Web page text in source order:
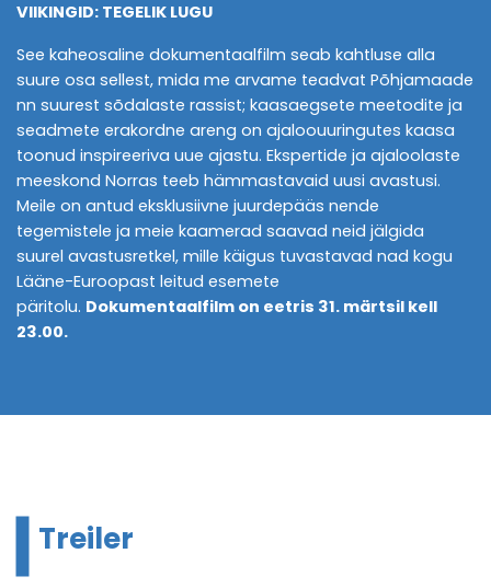
VIIKINGID: TEGELIK LUGU
See kaheosaline dokumentaalfilm seab kahtluse alla
suure osa sellest, mida me arvame teadvat Põhjamaade
nn suurest sõdalaste rassist; kaasaegsete meetodite ja
seadmete erakordne areng on ajaloouuringutes kaasa
toonud inspireeriva uue ajastu. Ekspertide ja ajaloolaste
meeskond Norras teeb hämmastavaid uusi avastusi.
Meile on antud eksklusiivne juurdepääs nende
tegemistele ja meie kaamerad saavad neid jälgida
suurel avastusretkel, mille käigus tuvastavad nad kogu
Lääne-Euroopast leitud esemete
päritolu. Dokumentaalfilm on eetris 31. märtsil kell
23.00.
Treiler